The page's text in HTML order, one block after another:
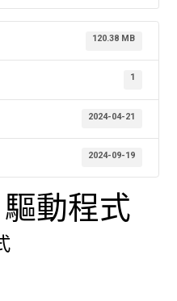
120.38 MB
1
2024-04-21
2024-09-19
驅動程式